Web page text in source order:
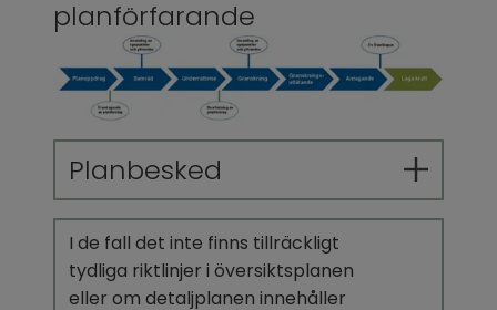
planförfarande
Planbesked
I de fall det inte finns tillräckligt
tydliga riktlinjer i översiktsplanen
eller om detaljplanen innehåller